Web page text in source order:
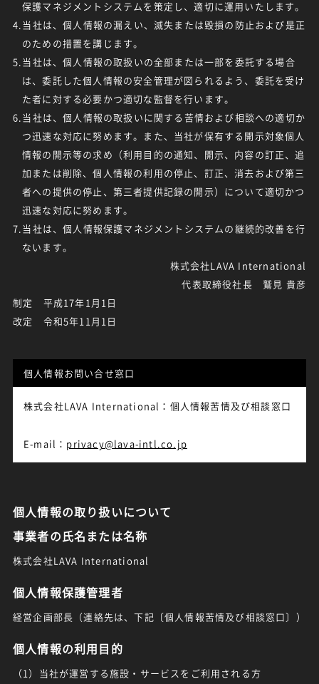
保護マネジメントシステムを策定し、適切に運用いたします。
4.当社は、個人情報の漏えい、滅失または毀損の防止および是正
のための措置を講じます。
5.当社は、個人情報の取扱いの全部または一部を委託する場合
は、委託した個人情報の安全管理が図られるよう、委託を受け
た者に対する必要かつ適切な監督を行います。
6.当社は、個人情報の取扱いに関する苦情および相談への適切か
つ迅速な対応に努めます。また、当社が保有する開示対象個人
情報の開示等の求め（利用目的の通知、開示、内容の訂正、追
加または削除、個人情報の利用の停止、訂正、消去および第三
者への提供の停止、第三者提供記録の開示）について適切かつ
迅速な対応に努めます。
7.当社は、個人情報保護マネジメントシステムの継続的改善を行
ないます。
株式会社LAVA International
代表取締役社長 鷲見 貴彦
制定 平成17年1月1日
改定 令和5年11月1日
個人情報お問い合せ窓口
株式会社LAVA International：個人情報苦情及び相談窓口
E-mail： privacy@lava-intl.co.jp
個人情報の取り扱いについて
事業者の氏名または名称
株式会社LAVA International
個人情報保護管理者
経営企画部長（連絡先は、下記〔個人情報苦情及び相談窓口〕）
個人情報の利用目的
（1）当社が運営する施設・サービスをご利用される方